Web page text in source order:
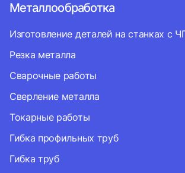
Металлообработка
Изготовление деталей на станках с
Резка металла
Сварочные работы
Сверление металла
Токарные работы
Гибка профильных труб
Гибка труб